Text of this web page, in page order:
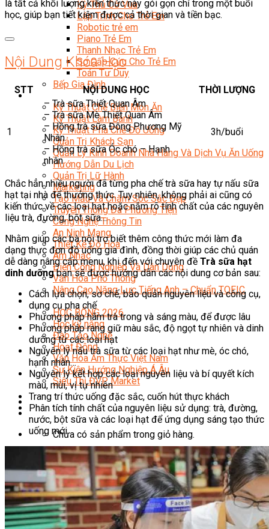
Kỳ Thủ Cờ Vua
Lập Trình Cho Trẻ Em
Robotic trẻ em
Piano Trẻ Em
Thanh Nhạc Trẻ Em
Sơ Cấp Cứu Cho Trẻ Em
Toán Tư Duy
Bếp Gia Đình
Trung Cấp CET
Kỹ Thuật Chế Biến Món Ăn
Kỹ Thuật Làm Bánh
Kỹ Thuật Pha Chế Đồ Uống
Quản Trị Khách Sạn
Quản Lý Kinh Doanh Nhà Hàng Và Dịch Vụ Ăn Uống
Hướng Dẫn Du Lịch
Quản Trị Lữ Hành
Marketing
Tạo Mẫu Và Chăm Sóc Sắc Đẹp
Truyền Thông Đa Phương Tiện
Công Nghệ Thông Tin
An Ninh Mạng
Thiết Kế Đồ Họa
Âm Nhạc
Điện Công Nghiệp Và Dân Dụng
Văn Hóa Phổ Thông
Nâng Cao Năng Lực Tiếng Anh – Chuẩn TOEIC
Tin Tức
HỌC BỔNG 2026
Học kỹ năng
Đào Tạo Nghề
Hoạt Động
Văn Hóa Ẩm Thực Việt Nam
Sự Kiện Hướng Nghiệp Á Âu
Siêu Thị ĐVP Market
Chưa có sản phẩm trong giỏ hàng.
Giỏ hàng
Chưa có sản phẩm trong giỏ hàng.
là tất cả khối lượng kiến thức này gói gọn chỉ trong một buổi
học, giúp bạn tiết kiệm được cả thời gian và tiền bạc.
Nội Dung Khóa Học
STT NỘI DUNG HỌC THỜI LƯỢNG
1
– Trà sữa Thiết Quan Âm
– Trà sữa Mè Thiết Quan Âm
– Hồng trà sữa Đông Phương Mỹ
Nhân
– Hồng trà sữa Óc chó – Hạnh
nhân
3h/buổi
Chắc hẳn nhiều người đã từng pha chế trà sữa hay tự nấu sữa
hạt tại nhà để thưởng thức. Tuy nhiên, không phải ai cũng có
kiến thức về các loại hạt hoặc nắm rõ tính chất của các nguyên
liệu trà, đường, bột sữa…
Nhằm giúp các bà nội trợ biết thêm công thức mới làm đa
dạng thực đơn đồ uống gia đình, đồng thời giúp các chủ quán
dễ dàng nâng cấp menu, khi đến với chuyên đề Trà sữa hạt
dinh dưỡngbạn sẽ được hướng dẫn các nội dung cơ bản sau:
Cách lựa chọn, sơ chế, bảo quản nguyên liệu và công cụ,
dụng cụ pha chế
Phương pháp hãm trà trong và sáng màu, để được lâu
Phương pháp rang giữ màu sắc, độ ngọt tự nhiên và dinh
dưỡng từ các loại hạt
Nguyên lý nấu trà sữa từ các loại hạt như mè, óc chó,
hạnh nhân…
Nguyên lý kết hợp các loại nguyên liệu và bí quyết kích
màu, mùi, vị tự nhiên
Trang trí thức uống đặc sắc, cuốn hút thực khách
Phân tích tính chất của nguyên liệu sử dụng: trà, đường,
nước, bột sữa và các loại hạt để ứng dụng sáng tạo thức
uống mới